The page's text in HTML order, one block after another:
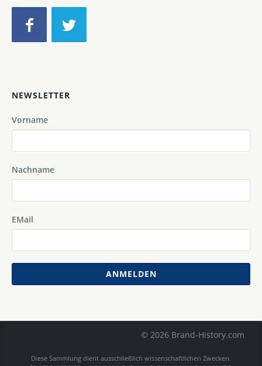
NEWSLETTER
Vorname
Nachname
EMail
ANMELDEN
© 2026 Brand-History.com
Diese Sammlung dient ausschließlich wissenschaftlichen Zwecken.